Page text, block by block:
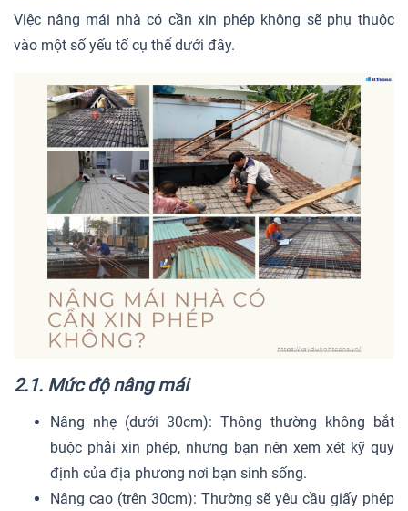
Việc nâng mái nhà có cần xin phép không sẽ phụ thuộc
vào một số yếu tố cụ thể dưới đây.
2.1. Mức độ nâng mái
Nâng nhẹ (dưới 30cm): Thông thường không bắt
buộc phải xin phép, nhưng bạn nên xem xét kỹ quy
định của địa phương nơi bạn sinh sống.
Nâng cao (trên 30cm): Thường sẽ yêu cầu giấy phép